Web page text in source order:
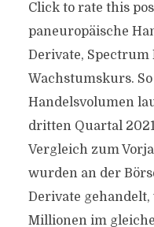
Click to rate this
paneuropäische
Derivate, Spectrum
Wachstumskurs.
Handelsvolumen
dritten Quartal
Vergleich zum
wurden an der
Derivate
Millionen im